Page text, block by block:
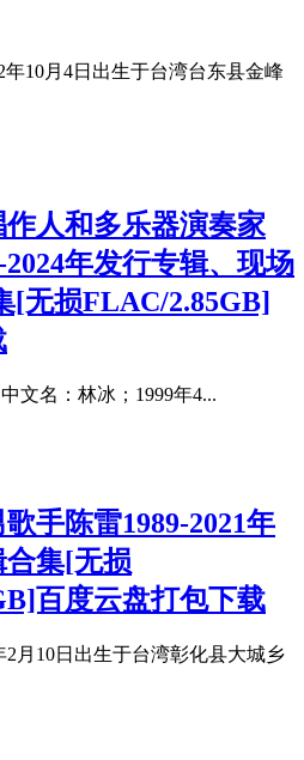
年10月4日出生于台湾台东县金峰
人和多乐器演奏家
年发行专辑、现场
[无损FLAC/2.85GB]
文名：林冰；1999年4...
手陈雷1989-2021年
集[无损
百度云盘打包下载
2月10日出生于台湾彰化县大城乡